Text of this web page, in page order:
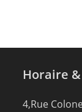
Horaire
4,Rue